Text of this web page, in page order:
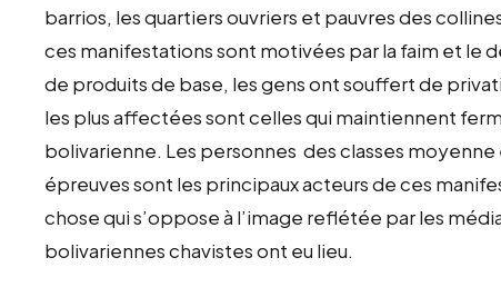
barrios, les quartiers ouvriers et pauvres des
ces manifestations sont motivées par la faim et le
de produits de base, les gens ont souffert de
les plus affectées sont celles qui maintiennent
bolivarienne. Les personnes des classes
épreuves sont les principaux acteurs de ces
chose qui s’oppose à l’image reflétée par les
bolivariennes chavistes ont eu lieu.